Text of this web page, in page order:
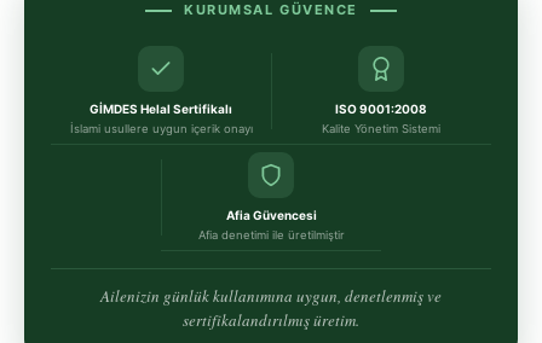
KURUMSAL GÜVENCE
GİMDES Helal Sertifikalı
İslami usullere uygun içerik onayı
ISO 9001:2008
Kalite Yönetim Sistemi
Afia Güvencesi
Afia denetimi ile üretilmiştir
Ailenizin günlük kullanımına uygun, denetlenmiş ve
sertifikalandırılmış üretim.